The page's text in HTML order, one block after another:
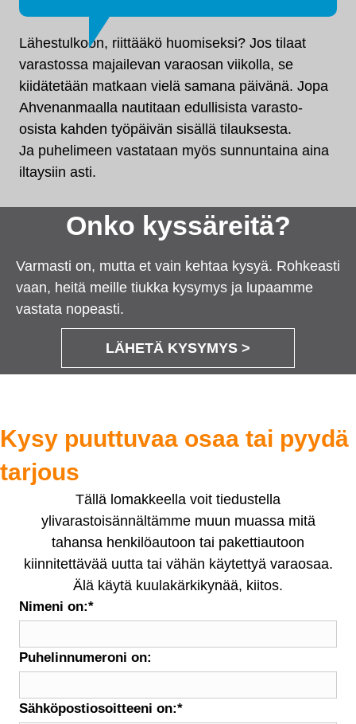
Lähestulkoon, riittääkö huomiseksi? Jos tilaat
varastossa majailevan varaosan viikolla, se
kiidätetään matkaan vielä samana päivänä. Jopa
Ahvenanmaalla nautitaan edullisista varasto-
osista kahden työpäivän sisällä tilauksesta.
Ja puhelimeen vastataan myös sunnuntaina aina
iltaysiin asti.
Onko kyssäreitä?
Varmasti on, mutta et vain kehtaa kysyä. Rohkeasti
vaan, heitä meille tiukka kysymys ja lupaamme
vastata nopeasti.
LÄHETÄ KYSYMYS >
Kysy puuttuvaa osaa tai pyydä
tarjous
Tällä lomakkeella voit tiedustella
ylivarastoisännältämme muun muassa mitä
tahansa henkilöautoon tai pakettiautoon
kiinnitettävää uutta tai vähän käytettyä varaosaa.
Älä käytä kuulakärkikynää, kiitos.
Nimeni on:*
Puhelinnumeroni on:
Sähköpostiosoitteeni on:*